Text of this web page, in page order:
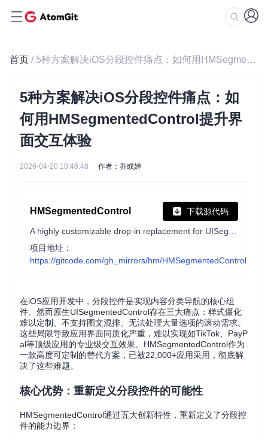
首页 / 5种方案解决iOS分段控件痛点：如何用HMSegmentedControl提升界面交互体验
5种方案解决iOS分段控件痛点：如
何用HMSegmentedControl提升界
面交互体验
2026-04-20 10:46:48 作者：乔或婵
HMSegmentedControl 下载源代码
项目地址：
https://gitcode.com/gh_mirrors/hm/HMSegmentedControl
在iOS应用开发中，分段控件是实现内容分类导航的核心组
件。然而原生UISegmentedControl存在三大痛点：样式僵化
难以定制、不支持图文混排、无法处理大量选项的滚动需求。
这些局限导致应用界面同质化严重，难以实现如TikTok、PayP
al等顶级应用的专业级交互效果。HMSegmentedControl作为
一款高度可定制的替代方案，已被22,000+应用采用，彻底解
决了这些难题。
核心优势：重新定义分段控件的可能性
HMSegmentedControl通过五大创新特性，重新定义了分段控
件的能力边界：